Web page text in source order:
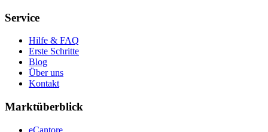
Service
Hilfe & FAQ
Erste Schritte
Blog
Über uns
Kontakt
Marktüberblick
eCantore